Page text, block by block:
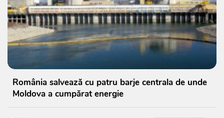
România salvează cu patru barje centrala de unde
Moldova a cumpărat energie